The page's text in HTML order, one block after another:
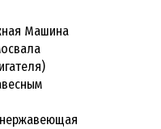
Машина